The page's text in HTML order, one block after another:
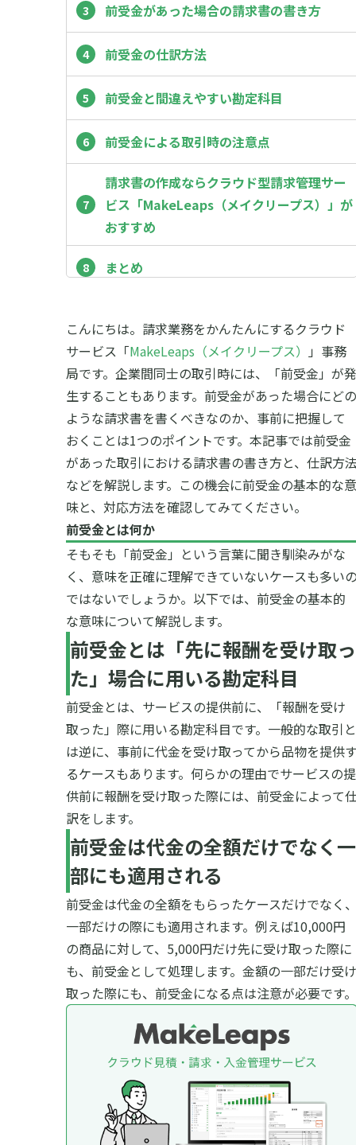
前受金があった場合の請求書の書き方
前受金の仕訳方法
前受金と間違えやすい勘定科目
前受金による取引時の注意点
請求書の作成ならクラウド型請求管理サー
ビス「MakeLeaps（メイクリープス）」が
おすすめ
まとめ
こんにちは。請求業務をかんたんにするクラウド
サービス「MakeLeaps（メイクリープス）
」事務
局です。 企業間同士の取引時には、「前受金」が発
生することもあります。前受金があった場合にどの
ような請求書を書くべきなのか、事前に把握して
おくことは1つのポイントです。本記事では前受金
があった取引における請求書の書き方と、仕訳方
などを解説します。この機会に前受金の基本的な意
味と、対応方法を確認してみてください。
前受金とは何か
そもそも「前受金」という言葉に聞き馴染みがな
く、意味を正確に理解できていないケースも多い
ではないでしょうか。以下では、前受金の基本的
な意味について解説します。
前受金とは「先に報酬を受け取っ
た」場合に用いる勘定科目
前受金とは、サービスの提供前に、「報酬を受け
取った」際に用いる勘定科目です。一般的な取引と
は逆に、事前に代金を受け取ってから品物を提供
るケースもあります。何らかの理由でサービスの提
供前に報酬を受け取った際には、前受金によって
訳をします。
前受金は代金の全額だけでなく一
部にも適用される
前受金は代金の全額をもらったケースだけでなく
一部だけの際にも適用されます。例えば10,000円
の商品に対して、5,000円だけ先に受け取った際に
も、前受金として処理します。金額の一部だけ受け
取った際にも、前受金になる点は注意が必要です。